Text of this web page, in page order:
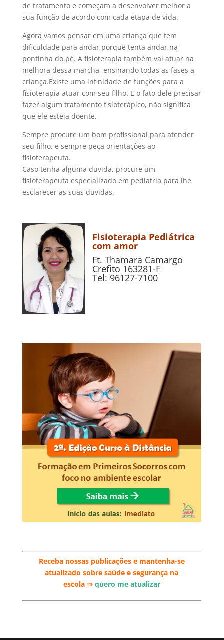
de tratamento e começam a desenvolver melhor a
sua função de acordo com cada etapa de vida.
Agora vamos pensar em uma criança que tem
dificuldade para andar porque tenta andar na
pontinha do pé. A fisioterapia também vai atuar na
melhora dessa marcha, ensinando todas as fases a
criança.Existe uma infinidade de funções para a
fisioterapia atuar com seu filho. E o fato dele precisar
fazer algum tratamento fisioterápico, não significa
que ele esteja doente.
Sempre procure um bom profissional para atender
seu filho, e sempre peça orientações ao
fisioterapeuta.
Caso tenha alguma duvida, procure um
fisioterapeuta especializado em pediatria para lhe
esclarecer as suas duvidas.
Fisioterapia Pediátrica
com amor
Ft. Thamara Camargo
Crefito 163281-F
Tel: 96127-7100
Receba nossas publicações e mantenha-se
atualizado sobre saúde e segurança na
escola ⇒ quero me atualizar